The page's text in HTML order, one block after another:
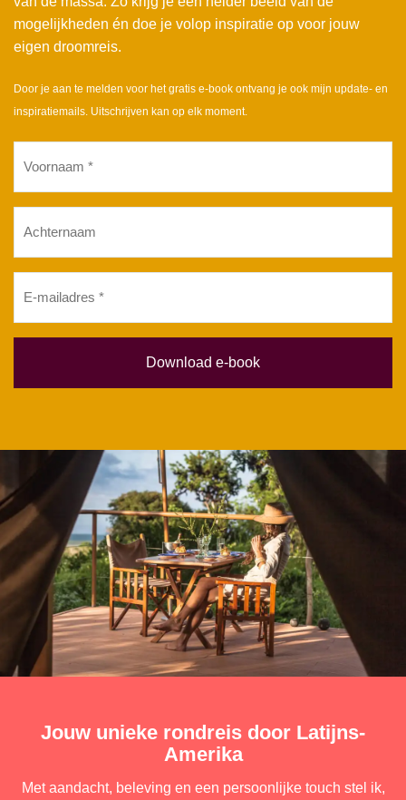
mogelijkheden én doe je volop inspiratie op voor jouw
eigen droomreis.
Door je aan te melden voor het gratis e-book ontvang je ook mijn update- en
inspiratiemails. Uitschrijven kan op elk moment.
(Vereist)
mailadres
(Vereist)
Jouw unieke rondreis door Latijns-
Amerika
Met aandacht, beleving en een persoonlijke touch stel ik,